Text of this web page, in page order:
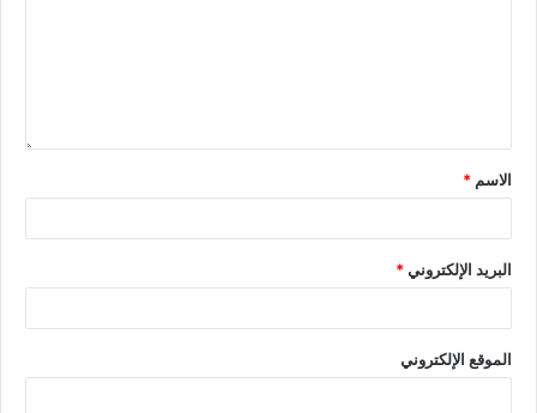
الاسم *
البريد الإلكتروني*
الموقع الإلكتروني